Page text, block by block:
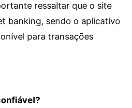
ressaltar que o site
banking, sendo o aplicativo
para transações